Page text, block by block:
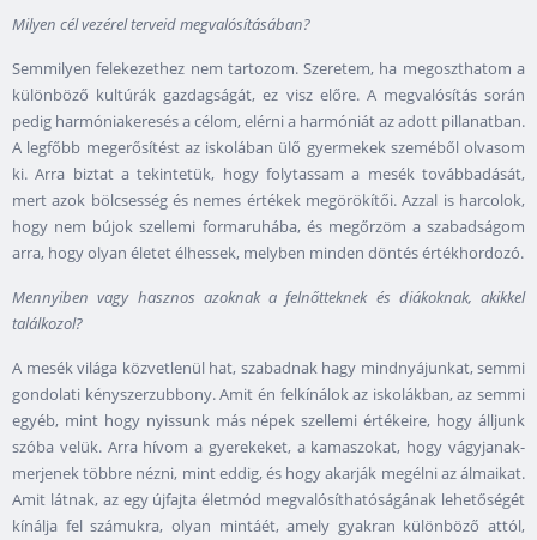
Milyen cél vezérel terveid megvalósításában?
Semmilyen felekezethez nem tartozom. Szeretem, ha megoszthatom a
különböző kultúrák gazdagságát, ez visz előre. A megvalósítás során
pedig harmóniakeresés a célom, elérni a harmóniát az adott pillanatban.
A legfőbb megerősítést az iskolában ülő gyermekek szeméből olvasom
ki. Arra biztat a tekintetük, hogy folytassam a mesék továbbadását,
mert azok bölcsesség és nemes értékek megörökítői. Azzal is harcolok,
hogy nem bújok szellemi formaruhába, és megőrzöm a szabadságom
arra, hogy olyan életet élhessek, melyben minden döntés értékhordozó.
Mennyiben vagy hasznos azoknak a felnőtteknek és diákoknak, akikkel
találkozol?
A mesék világa közvetlenül hat, szabadnak hagy mindnyájunkat, semmi
gondolati kényszerzubbony. Amit én felkínálok az iskolákban, az semmi
egyéb, mint hogy nyissunk más népek szellemi értékeire, hogy álljunk
szóba velük. Arra hívom a gyerekeket, a kamaszokat, hogy vágyjanak-
merjenek többre nézni, mint eddig, és hogy akarják megélni az álmaikat.
Amit látnak, az egy újfajta életmód megvalósíthatóságának lehetőségét
kínálja fel számukra, olyan mintáét, amely gyakran különböző attól,